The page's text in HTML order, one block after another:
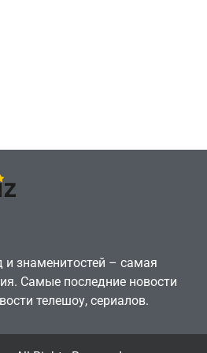
и знаменитостей – самая
Самые последние новости
телешоу, сериалов.